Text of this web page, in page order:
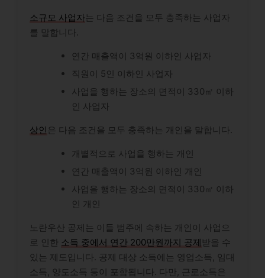
소규모 사업자는 다음 조건을 모두 충족하는 사업자
를 말합니다.
연간 매출액이 3억원 이하인 사업자
직원이 5인 이하인 사업자
사업을 행하는 장소의 면적이 330㎡ 이하
인 사업자
상인은 다음 조건을 모두 충족하는 개인을 말합니다.
개별적으로 사업을 행하는 개인
연간 매출액이 3억원 이하인 개인
사업을 행하는 장소의 면적이 330㎡ 이하
인 개인
노란우산 공제는 이들 범주에 속하는 개인이 사업으
로 인한 소득 중에서 연간 200만원까지 공제 받을 수
있는 제도입니다. 공제 대상 소득에는 영업소득, 임대
소득, 양도소득 등이 포함됩니다. 다만, 근로소득은